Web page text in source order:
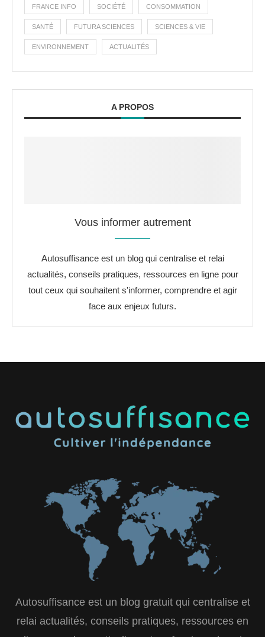
FRANCE INFO SOCIÉTÉ CONSOMMATION
SANTÉ FUTURA SCIENCES SCIENCES & VIE
ENVIRONNEMENT ACTUALITÉS
A PROPOS
Vous informer autrement
Autosuffisance est un blog qui centralise et relai
actualités, conseils pratiques, ressources en ligne pour
tout ceux qui souhaitent s'informer, comprendre et agir
face aux enjeux futurs.
Autosuffisance est un blog gratuit qui centralise et
relai actualités, conseils pratiques, ressources en